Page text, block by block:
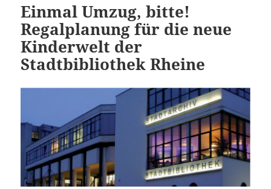
Einmal Umzug, bitte!
Regalplanung für die neue
Kinderwelt der
Stadtbibliothek Rheine